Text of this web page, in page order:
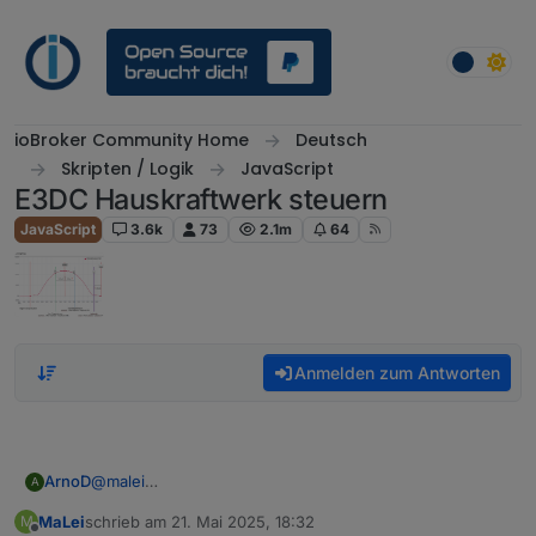
ioBroker Community Home
Deutsch
Skripten / Logik
JavaScript
E3DC Hauskraftwerk steuern
JavaScript 3.6k 73 2.1m 64
Anmelden zum Antworten
A ArnoD@malei
Prognose?
M MaLeischrieb am 21. Mai 2025, 18:32
zuletzt editiert von